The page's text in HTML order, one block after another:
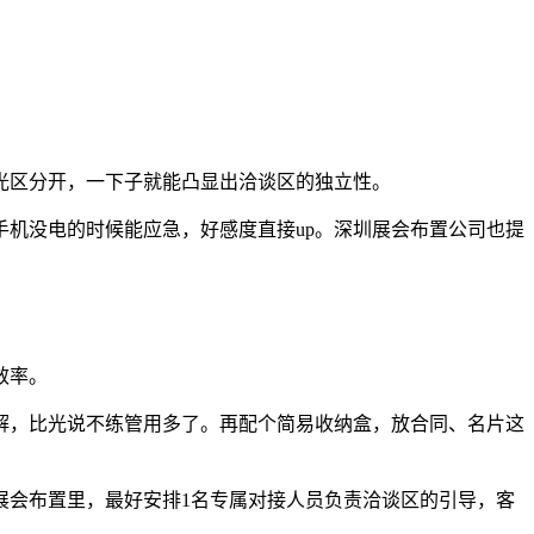
分开，一下子就能凸显出洽谈区的独立性。
没电的时候能应急，好感度直接up。深圳展会布置公司也提
。
比光说不练管用多了。再配个简易收纳盒，放合同、名片这
布置里，最好安排1名专属对接人员负责洽谈区的引导，客